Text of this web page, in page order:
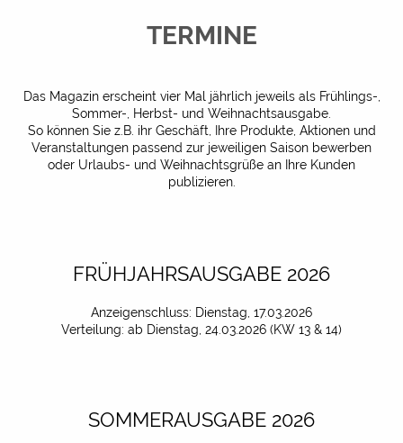
TERMINE
Das Magazin erscheint vier Mal jährlich jeweils als Frühlings-,
Sommer-, Herbst- und Weihnachtsausgabe.
So können Sie z.B. ihr Geschäft, Ihre Produkte, Aktionen und
Veranstaltungen passend zur jeweiligen Saison bewerben
oder Urlaubs- und Weihnachtsgrüße an Ihre Kunden
publizieren.
FRÜHJAHRSAUSGABE 2026
Anzeigenschluss: Dienstag, 17.03.2026
Verteilung: ab Dienstag, 24.03.2026 (KW 13 & 14)
SOMMERAUSGABE 2026